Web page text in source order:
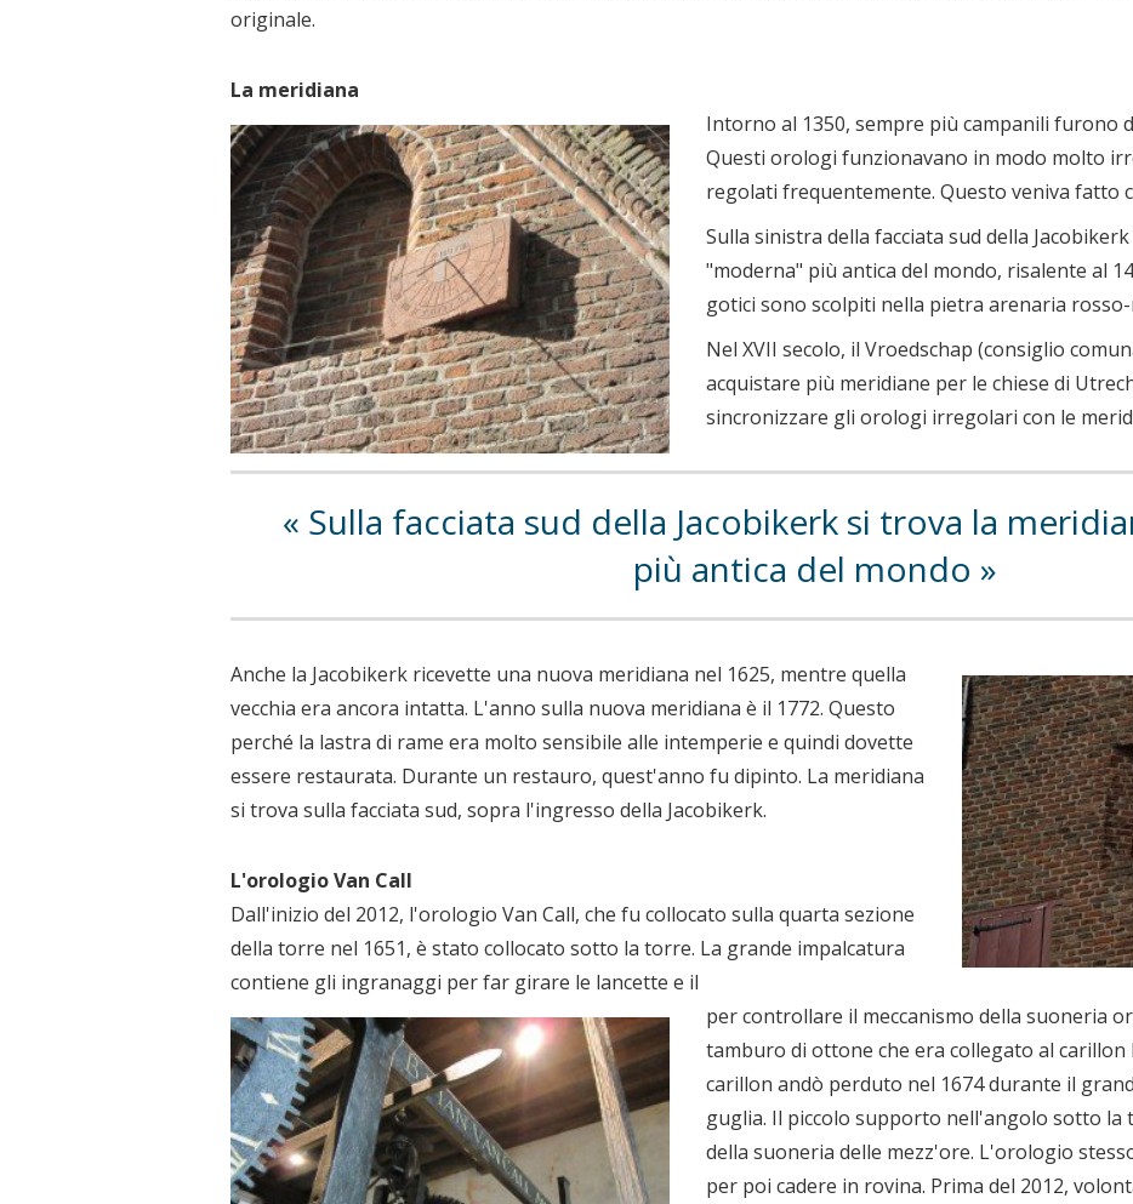
originale.
La meridiana
Intorno al 1350, sempre più campanili furono
Questi orologi funzionavano in modo molto
regolati frequentemente. Questo veniva fatto
Sulla sinistra della facciata sud della
"moderna" più antica del mondo, risalente al
gotici sono scolpiti nella pietra arenaria
Nel XVII secolo, il Vroedschap (consiglio
acquistare più meridiane per le chiese di
sincronizzare gli orologi irregolari con le
Sulla facciata sud della Jacobikerk si trova la
più antica del mondo
Anche la Jacobikerk ricevette una nuova meridiana nel 1625, mentre quella
vecchia era ancora intatta. L'anno sulla nuova meridiana è il 1772. Questo
perché la lastra di rame era molto sensibile alle intemperie e quindi dovette
essere restaurata. Durante un restauro, quest'anno fu dipinto. La meridiana
si trova sulla facciata sud, sopra l'ingresso della Jacobikerk.
L'orologio Van Call
Dall'inizio del 2012, l'orologio Van Call, che fu collocato sulla quarta sezione
della torre nel 1651, è stato collocato sotto la torre. La grande impalcatura
contiene gli ingranaggi per far girare le lancette e il
per controllare il meccanismo della suoneria
tamburo di ottone che era collegato al
carillon andò perduto nel 1674 durante il
guglia. Il piccolo supporto nell'angolo sotto la
della suoneria delle mezz'ore. L'orologio
per poi cadere in rovina. Prima del 2012,